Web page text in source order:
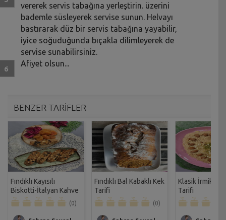
vererek servis tabağına yerleştirin. üzerini
bademle süsleyerek servise sunun. Helvayı
bastırarak düz bir servis tabağına yayabilir,
iyice soğuduğunda bıçakla dilimleyerek de
servise sunabilirsiniz.
Afiyet olsun...
BENZER TARİFLER
Fındıklı Kayısılı
Biskotti-İtalyan Kahve
Kurabiyesi Tarifi
(0)
Fındıklı Bal Kabaklı Kek
Tarifi
(0)
Klasik İrmik
Tarifi